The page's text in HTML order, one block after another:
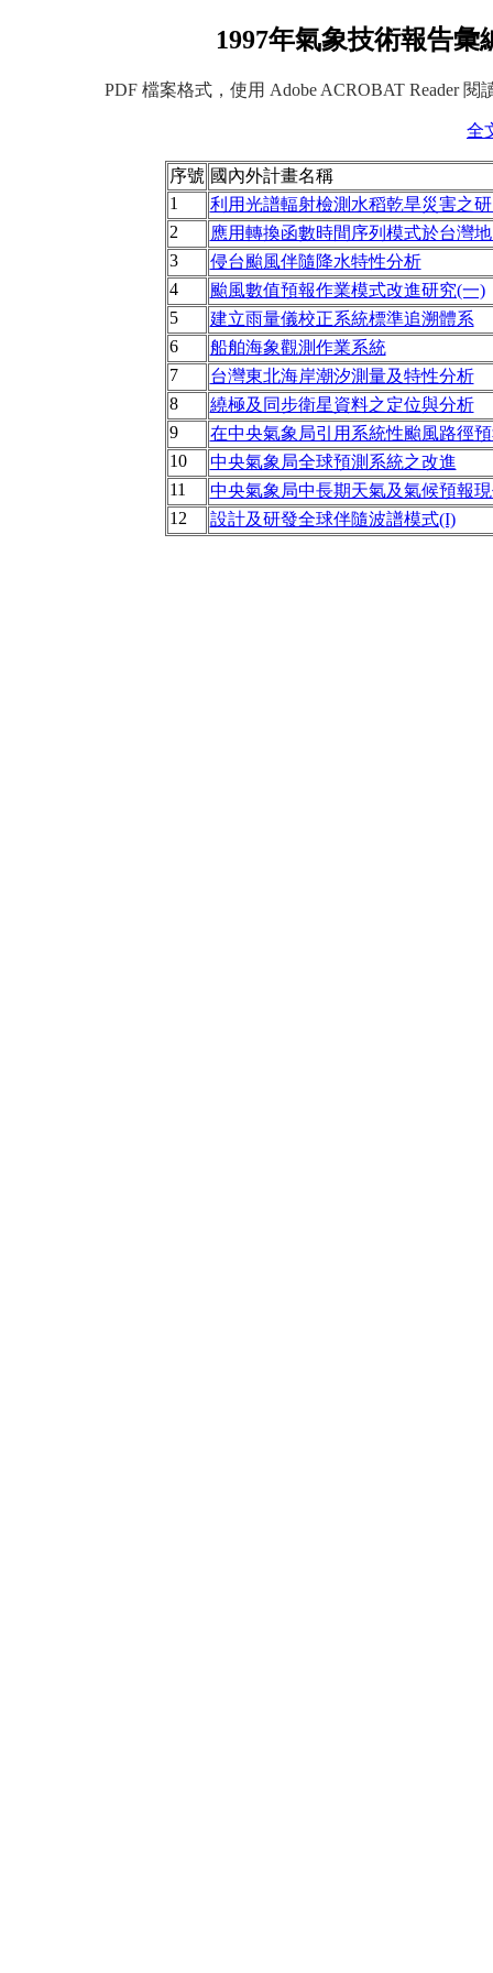
1997年氣象技術報告
PDF 檔案格式，使用 Adobe ACROBAT Reader
全
序號 國內外計畫名稱
1
利用光譜輻射檢測水稻乾旱災害之
2
應用轉換函數時間序列模式於台灣
3
侵台颱風伴隨降水特性分析
4
颱風數值預報作業模式改進研究(一)
5
建立雨量儀校正系統標準追溯體系
6
船舶海象觀測作業系統
7
台灣東北海岸潮汐測量及特性分析
8
繞極及同步衛星資料之定位與分析
9
在中央氣象局引用系統性颱風路徑
10
中央氣象局全球預測系統之改進
11
中央氣象局中長期天氣及氣候預報
12
設計及研發全球伴隨波譜模式(I)